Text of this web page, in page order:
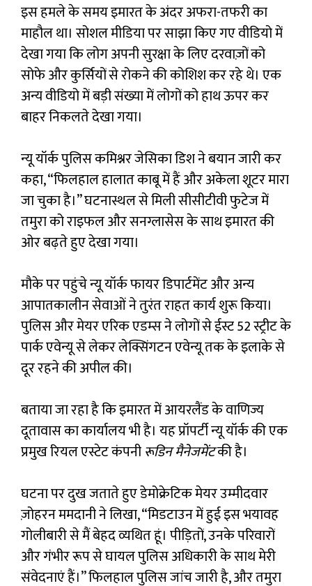
इस हमले के समय इमारत के अंदर अफरा-तफरी का
माहौल था। सोशल मीडिया पर साझा किए गए वीडियो में
देखा गया कि लोग अपनी सुरक्षा के लिए दरवाज़ों को
सोफे और कुर्सियों से रोकने की कोशिश कर रहे थे। एक
अन्य वीडियो में बड़ी संख्या में लोगों को हाथ ऊपर कर
बाहर निकलते देखा गया।
न्यू यॉर्क पुलिस कमिश्नर जेसिका डिश ने बयान जारी कर
कहा, “फिलहाल हालात काबू में हैं और अकेला शूटर मारा
जा चुका है।” घटनास्थल से मिली सीसीटीवी फुटेज में
तमुरा को राइफल और सनग्लासेस के साथ इमारत की
ओर बढ़ते हुए देखा गया।
मौके पर पहुंचे न्यू यॉर्क फायर डिपार्टमेंट और अन्य
आपातकालीन सेवाओं ने तुरंत राहत कार्य शुरू किया।
पुलिस और मेयर एरिक एडम्स ने लोगों से ईस्ट 52 स्ट्रीट के
पार्क एवेन्यू से लेकर लेक्सिंगटन एवेन्यू तक के इलाके से
दूर रहने की अपील की।
बताया जा रहा है कि इमारत में आयरलैंड के वाणिज्य
दूतावास का कार्यालय भी है। यह प्रॉपर्टी न्यू यॉर्क की एक
प्रमुख रियल एस्टेट कंपनीरूडिन मैनेजमेंटकी है।
घटना पर दुख जताते हुए डेमोक्रेटिक मेयर उम्मीदवार
ज़ोहरन ममदानी ने लिखा, “मिडटाउन में हुई इस भयावह
गोलीबारी से मैं बेहद व्यथित हूं। पीड़ितों, उनके परिवारों
और गंभीर रूप से घायल पुलिस अधिकारी के साथ मेरी
संवेदनाएं हैं।” फिलहाल पुलिस जांच जारी है, और तमुरा